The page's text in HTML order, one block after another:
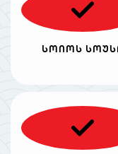
სოიოს